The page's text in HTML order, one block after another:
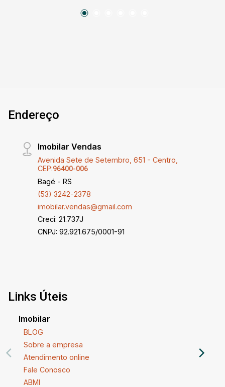
de fácil acesso. O imóvel possui: 1 dormitório
praticidade e qualidade de vida em um só lugar.
Fale conosco e agende uma visita!
Endereço
Imobilar Vendas
Avenida Sete de Setembro, 651 - Centro,
CEP:96400-006
Bagé - RS
(53) 3242-2378
imobilar.vendas@gmail.com
Creci: 21.737J
CNPJ: 92.921.675/0001-91
Links Úteis
Imobilar
BLOG
Sobre a empresa
Atendimento online
Fale Conosco
ABMI